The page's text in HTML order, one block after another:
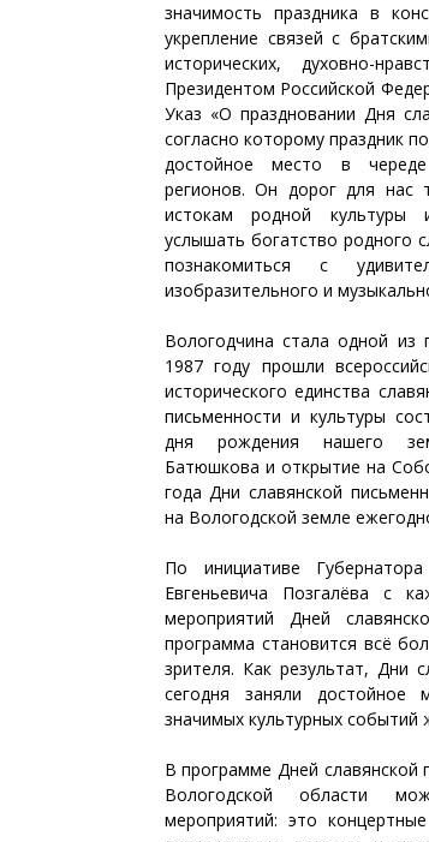
значимость праздника в
укрепление связей с
исторических, духовно-
Президентом Российской
Указ «О праздновании Дня
согласно которому праздник
достойное место в череде
регионов. Он дорог для нас
истокам родной культуры
услышать богатство родного
познакомиться с
изобразительного и
Вологодчина стала одной
1987 году прошли
исторического единства
письменности и культуры
дня рождения нашего
Батюшкова и открытие на
года Дни славянской
на Вологодской земле
По инициативе
Евгеньевича Позгалёва с
мероприятий Дней
программа становится всё
зрителя. Как результат, Дни
сегодня заняли
значимых культурных событий
В программе Дней славянской
Вологодской области
мероприятий: это